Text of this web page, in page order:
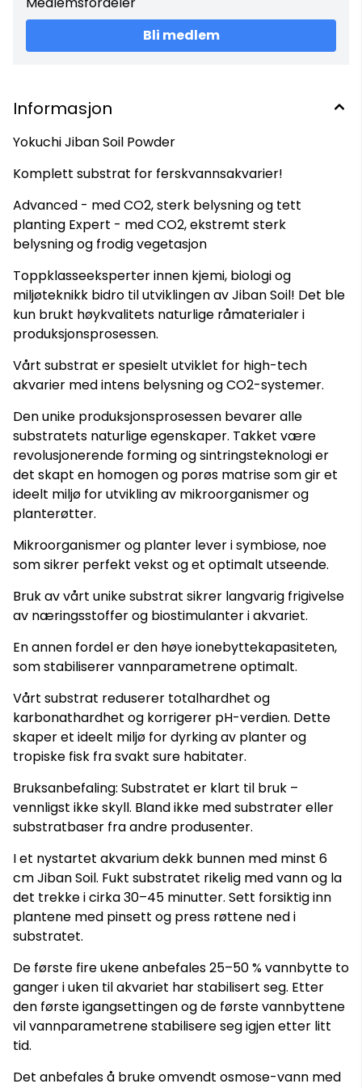
egenskaper raskere. For å skape et ideelt miljø for
planterøttene og forlenge substratets levetid anbefales
bruk av Yokuchi Ganban Power Base. Leveringsomfang
avhengig av valg: Jiban Soil Powder 1 liter Jiban Soil Powder 4
Bli medlem
Informasjon
Yokuchi Jiban Soil Powder
Komplett substrat for ferskvannsakvarier!
Advanced - med CO2, sterk belysning og tett
planting Expert - med CO2, ekstremt sterk
belysning og frodig vegetasjon
Toppklasseeksperter innen kjemi, biologi og
miljøteknikk bidro til utviklingen av Jiban Soil! Det ble
kun brukt høykvalitets naturlige råmaterialer i
produksjonsprosessen.
Vårt substrat er spesielt utviklet for high-tech
akvarier med intens belysning og CO2-systemer.
Den unike produksjonsprosessen bevarer alle
substratets naturlige egenskaper. Takket være
revolusjonerende forming og sintringsteknologi er
det skapt en homogen og porøs matrise som gir et
ideelt miljø for utvikling av mikroorganismer og
planterøtter.
Mikroorganismer og planter lever i symbiose, noe
som sikrer perfekt vekst og et optimalt utseende.
Bruk av vårt unike substrat sikrer langvarig frigivelse
av næringsstoffer og biostimulanter i akvariet.
En annen fordel er den høye ionebyttekapasiteten,
som stabiliserer vannparametrene optimalt.
Vårt substrat reduserer totalhardhet og
karbonathardhet og korrigerer pH-verdien. Dette
skaper et ideelt miljø for dyrking av planter og
tropiske fisk fra svakt sure habitater.
Bruksanbefaling: Substratet er klart til bruk –
vennligst ikke skyll. Bland ikke med substrater eller
substratbaser fra andre produsenter.
I et nystartet akvarium dekk bunnen med minst 6
cm Jiban Soil. Fukt substratet rikelig med vann og la
det trekke i cirka 30–45 minutter. Sett forsiktig inn
plantene med pinsett og press røttene ned i
substratet.
De første fire ukene anbefales 25–50 % vannbytte to
ganger i uken til akvariet har stabilisert seg. Etter
den første igangsettingen og de første vannbyttene
vil vannparametrene stabilisere seg igjen etter litt
tid.
Det anbefales å bruke omvendt osmose-vann med